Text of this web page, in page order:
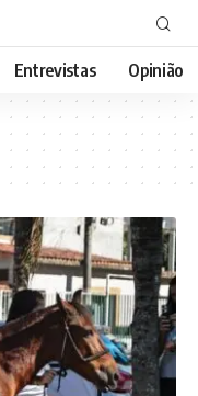
Entrevistas Opinião